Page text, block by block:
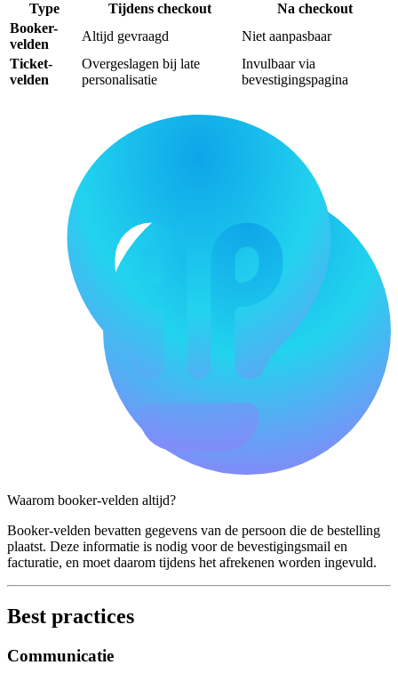
Type Tijdens checkout
Na checkout
Booker-
velden
Altijd gevraagd
Niet aanpasbaar
Ticket-
velden
Overgeslagen bij late
personalisatie
Invulbaar via
bevestigingspagina
Waarom booker-velden altijd?
Booker-velden bevatten gegevens van de persoon die de bestelling
plaatst. Deze informatie is nodig voor de bevestigingsmail en
facturatie, en moet daarom tijdens het afrekenen worden ingevuld.
Best practices
Communicatie